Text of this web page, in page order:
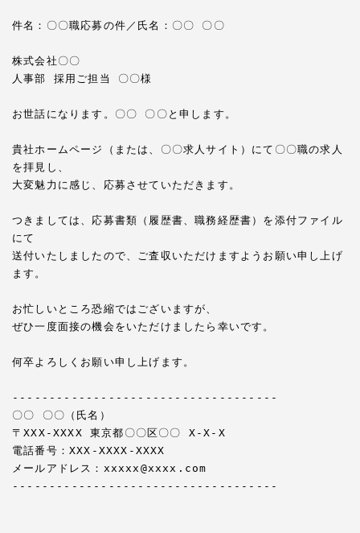
件名：〇〇職応募の件／氏名：〇〇 〇〇
株式会社〇〇
人事部 採用ご担当 〇〇様
お世話になります。〇〇 〇〇と申します。
貴社ホームページ（または、〇〇求人サイト）にて〇〇職の求人
を拝見し、
大変魅力に感じ、応募させていただきます。
つきましては、応募書類（履歴書、職務経歴書）を添付ファイル
にて
送付いたしましたので、ご査収いただけますようお願い申し上げ
ます。
お忙しいところ恐縮ではございますが、
ぜひ一度面接の機会をいただけましたら幸いです。
何卒よろしくお願い申し上げます。
------------------------------------
〇〇 〇〇（氏名）
〒XXX-XXXX 東京都〇〇区〇〇 X-X-X
電話番号：XXX-XXXX-XXXX
メールアドレス：xxxxx@xxxx.com